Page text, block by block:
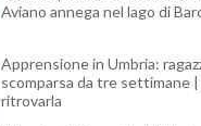
Aviano annega nel lago di
Apprensione in Umbria:
scomparsa da tre settimane |
ritrovarla